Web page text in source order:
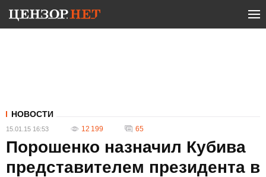
НОВОСТИ
15.01.15 16:53 12 199 65
Порошенко назначил Кубива
представителем президента в